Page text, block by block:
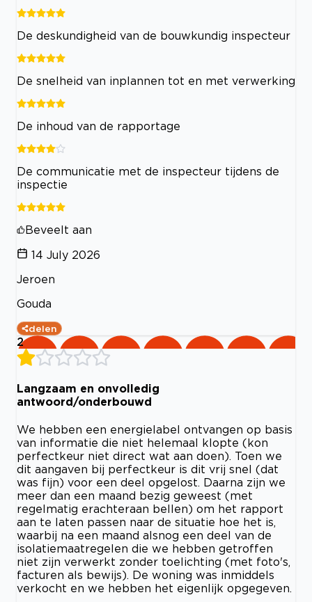
De deskundigheid van de bouwkundig inspecteur
De snelheid van inplannen tot en met verwerking
De inhoud van de rapportage
De communicatie met de inspecteur tijdens de
inspectie
Beveelt aan
14 July 2026
Jeroen
Gouda
delen
2
Langzaam en onvolledig
antwoord/onderbouwd
We hebben een energielabel ontvangen op basis
van informatie die niet helemaal klopte (kon
perfectkeur niet direct wat aan doen). Toen we
dit aangaven bij perfectkeur is dit vrij snel (dat
was fijn) voor een deel opgelost. Daarna zijn we
meer dan een maand bezig geweest (met
regelmatig erachteraan bellen) om het rapport
aan te laten passen naar de situatie hoe het is,
waarbij na een maand alsnog een deel van de
isolatiemaatregelen die we hebben getroffen
niet zijn verwerkt zonder toelichting (met foto's,
facturen als bewijs). De woning was inmiddels
verkocht en we hebben het eigenlijk opgegeven.